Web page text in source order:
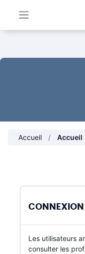
Accueil Accueil
CONNEXION
Les utilisateurs
consulter les